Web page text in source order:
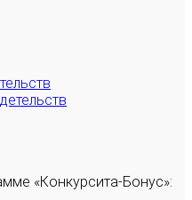
«Конкурсита-Бонус»: